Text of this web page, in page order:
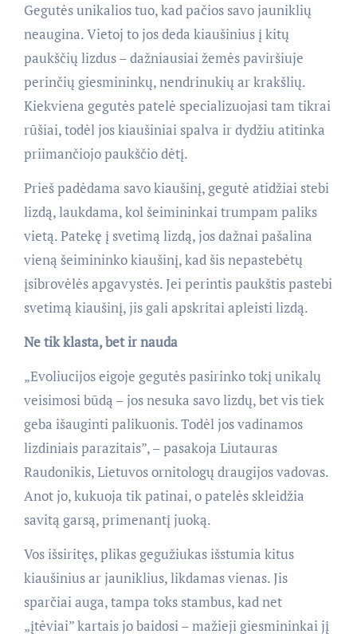
Gegutės unikalios tuo, kad pačios savo jauniklių
neaugina. Vietoj to jos deda kiaušinius į kitų
paukščių lizdus – dažniausiai žemės paviršiuje
perinčių giesmininkų, nendrinukių ar krakšlių.
Kiekviena gegutės patelė specializuojasi tam tikrai
rūšiai, todėl jos kiaušiniai spalva ir dydžiu atitinka
priimančiojo paukščio dėtį.
Prieš padėdama savo kiaušinį, gegutė atidžiai stebi
lizdą, laukdama, kol šeimininkai trumpam paliks
vietą. Patekę į svetimą lizdą, jos dažnai pašalina
vieną šeimininko kiaušinį, kad šis nepastebėtų
įsibrovėlės apgavystės. Jei perintis paukštis pastebi
svetimą kiaušinį, jis gali apskritai apleisti lizdą.
Ne tik klasta, bet ir nauda
„Evoliucijos eigoje gegutės pasirinko tokį unikalų
veisimosi būdą – jos nesuka savo lizdų, bet vis tiek
geba išauginti palikuonis. Todėl jos vadinamos
lizdiniais parazitais”, – pasakoja Liutauras
Raudonikis, Lietuvos ornitologų draugijos vadovas.
Anot jo, kukuoja tik patinai, o patelės skleidžia
savitą garsą, primenantį juoką.
Vos išsiritęs, plikas gegužiukas išstumia kitus
kiaušinius ar jauniklius, likdamas vienas. Jis
sparčiai auga, tampa toks stambus, kad net
„įtėviai” kartais jo baidosi – mažieji giesmininkai jį